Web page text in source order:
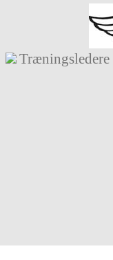
Træningsledere